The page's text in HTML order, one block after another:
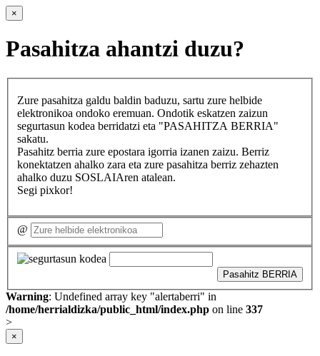
×
Pasahitza ahantzi duzu?
Zure pasahitza galdu baldin baduzu, sartu zure helbide
elektronikoa ondoko eremuan. Ondotik eskatzen zaizun
segurtasun kodea berridatzi eta "PASAHITZA BERRIA"
sakatu.
Pasahitz berria zure epostara igorria izanen zaizu. Berriz
konektatzen ahalko zara eta zure pasahitza berriz zehazten
ahalko duzu SOSLAIAren atalean.
Segi pixkor!
@
Pasahitz BERRIA
Warning: Undefined array key "alertaberri" in
/home/herrialdizka/public_html/index.php on line 337
>
×